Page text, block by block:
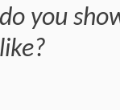
you